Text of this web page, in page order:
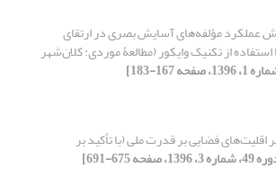
عملکرد مؤلفه‌های آسایش بصری در ارتقای
از تکنیک وایکور (مطالعۀ موردی: کلان‌شهر
اقلیت‌های فضایی بر قدرت ملی (با تأکید بر
1396، صفحه 675-691]